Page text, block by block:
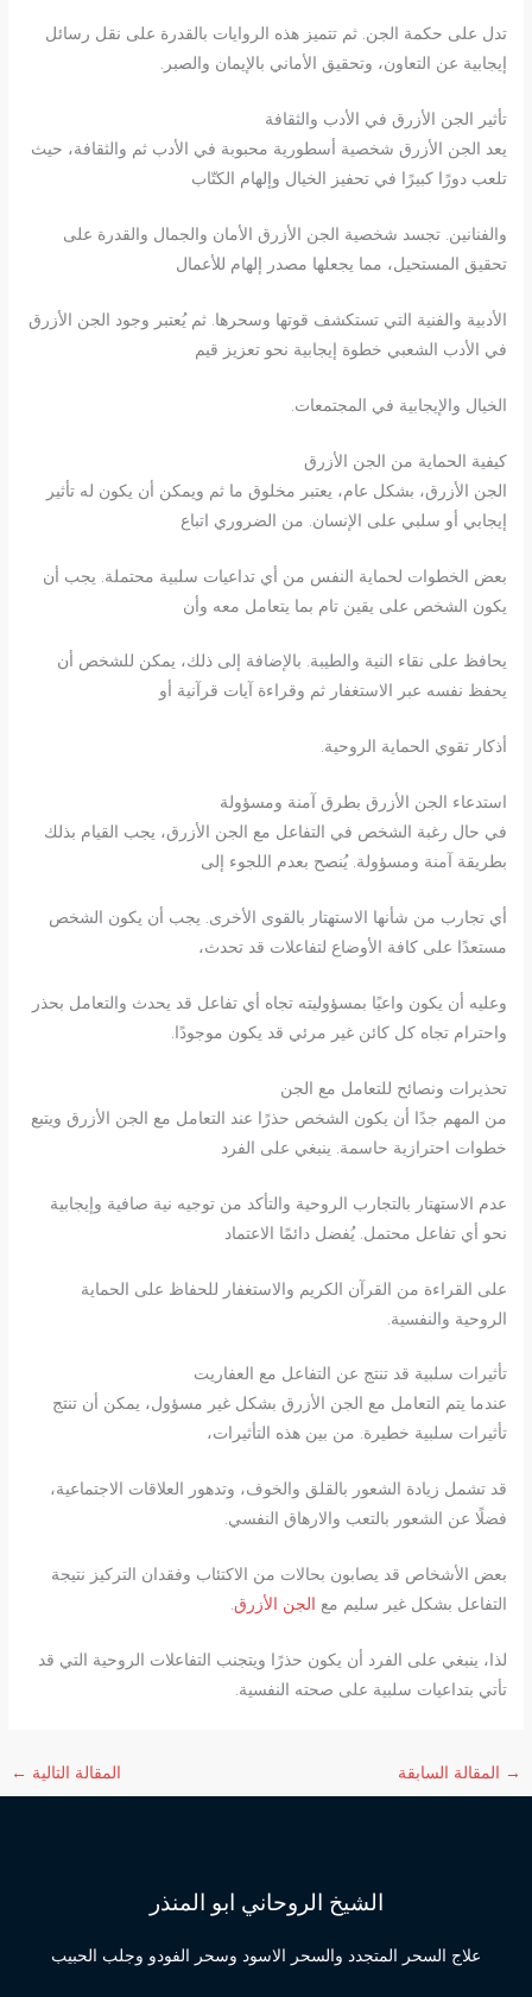
تدل على حكمة الجن. ثم تتميز هذه الروايات بالقدرة على نقل رسائل
إيجابية عن التعاون، وتحقيق الأماني بالإيمان والصبر.
تأثير الجن الأزرق في الأدب والثقافة
يعد الجن الأزرق شخصية أسطورية محبوبة في الأدب ثم والثقافة، حيث
تلعب دورًا كبيرًا في تحفيز الخيال وإلهام الكتّاب
والفنانين. تجسد شخصية الجن الأزرق الأمان والجمال والقدرة على
تحقيق المستحيل، مما يجعلها مصدر إلهام للأعمال
الأدبية والفنية التي تستكشف قوتها وسحرها. ثم يُعتبر وجود الجن الأزرق
في الأدب الشعبي خطوة إيجابية نحو تعزيز قيم
الخيال والإيجابية في المجتمعات.
كيفية الحماية من الجن الأزرق
الجن الأزرق، بشكل عام، يعتبر مخلوق ما ثم ويمكن أن يكون له تأثير
إيجابي أو سلبي على الإنسان. من الضروري اتباع
بعض الخطوات لحماية النفس من أي تداعيات سلبية محتملة. يجب أن
يكون الشخص على يقين تام بما يتعامل معه وأن
يحافظ على نقاء النية والطيبة. بالإضافة إلى ذلك، يمكن للشخص أن
يحفظ نفسه عبر الاستغفار ثم وقراءة آيات قرآنية أو
أذكار تقوي الحماية الروحية.
استدعاء الجن الأزرق بطرق آمنة ومسؤولة
في حال رغبة الشخص في التفاعل مع الجن الأزرق، يجب القيام بذلك
بطريقة آمنة ومسؤولة. يُنصح بعدم اللجوء إلى
أي تجارب من شأنها الاستهتار بالقوى الأخرى. يجب أن يكون الشخص
مستعدًا على كافة الأوضاع لتفاعلات قد تحدث،
وعليه أن يكون واعيًا بمسؤوليته تجاه أي تفاعل قد يحدث والتعامل بحذر
واحترام تجاه كل كائن غير مرئي قد يكون موجودًا.
تحذيرات ونصائح للتعامل مع الجن
من المهم جدًا أن يكون الشخص حذرًا عند التعامل مع الجن الأزرق ويتبع
خطوات احترازية حاسمة. ينبغي على الفرد
عدم الاستهتار بالتجارب الروحية والتأكد من توجيه نية صافية وإيجابية
نحو أي تفاعل محتمل. يُفضل دائمًا الاعتماد
على القراءة من القرآن الكريم والاستغفار للحفاظ على الحماية
الروحية والنفسية.
تأثيرات سلبية قد تنتج عن التفاعل مع العفاريت
عندما يتم التعامل مع الجن الأزرق بشكل غير مسؤول، يمكن أن تنتج
تأثيرات سلبية خطيرة. من بين هذه التأثيرات،
قد تشمل زيادة الشعور بالقلق والخوف، وتدهور العلاقات الاجتماعية،
فضلًا عن الشعور بالتعب والارهاق النفسي.
بعض الأشخاص قد يصابون بحالات من الاكتئاب وفقدان التركيز نتيجة
التفاعل بشكل غير سليم مع الجن الأزرق.
لذا، ينبغي على الفرد أن يكون حذرًا ويتجنب التفاعلات الروحية التي قد
تأتي بتداعيات سلبية على صحته النفسية.
→ المقالة السابقة المقالة التالية ←
الشيخ الروحاني ابو المنذر
علاج السحر المتجدد والسحر الاسود وسحر الفودو وجلب الحبيب